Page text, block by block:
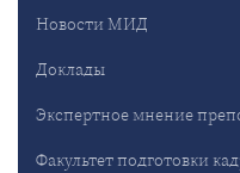
Новости МИД
Доклады
Экспертное мнение
Факультет подготовки